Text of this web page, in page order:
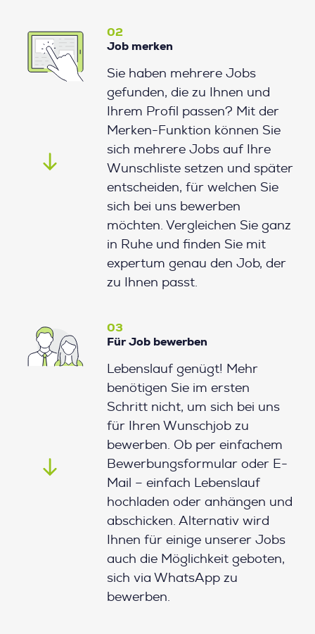
02
Job merken
Sie haben mehrere Jobs
gefunden, die zu Ihnen und
Ihrem Profil passen? Mit der
Merken-Funktion können Sie
sich mehrere Jobs auf Ihre
Wunschliste setzen und später
entscheiden, für welchen Sie
sich bei uns bewerben
möchten. Vergleichen Sie ganz
in Ruhe und finden Sie mit
expertum genau den Job, der
zu Ihnen passt.
03
Für Job bewerben
Lebenslauf genügt! Mehr
benötigen Sie im ersten
Schritt nicht, um sich bei uns
für Ihren Wunschjob zu
bewerben. Ob per einfachem
Bewerbungsformular oder E-
Mail – einfach Lebenslauf
hochladen oder anhängen und
abschicken. Alternativ wird
Ihnen für einige unserer Jobs
auch die Möglichkeit geboten,
sich via WhatsApp zu
bewerben.